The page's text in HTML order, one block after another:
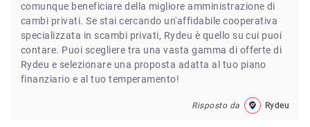
comunque beneficiare della migliore amministrazione di
cambi privati. Se stai cercando un'affidabile cooperativa
specializzata in scambi privati, Rydeu è quello su cui puoi
contare. Puoi scegliere tra una vasta gamma di offerte di
Rydeu e selezionare una proposta adatta al tuo piano
finanziario e al tuo temperamento!
Risposto da Rydeu